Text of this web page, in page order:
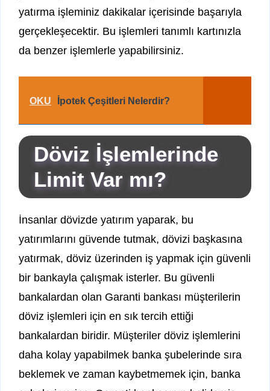
yatırma işleminiz dakikalar içerisinde başarıyla
gerçekleşecektir. Bu işlemleri tanımlı kartınızla
da benzer işlemlerle yapabilirsiniz.
OKU İpotek Çeşitleri Nelerdir?
Döviz İşlemlerinde
Limit Var mı?
İnsanlar dövizde yatırım yaparak, bu
yatırımlarını güvende tutmak, dövizi başkasına
yatırmak, döviz üzerinden iş yapmak için güvenli
bir bankayla çalışmak isterler. Bu güvenli
bankalardan olan Garanti bankası müşterilerin
döviz işlemleri için en sık tercih ettiği
bankalardan biridir. Müşteriler döviz işlemlerini
daha kolay yapabilmek banka şubelerinde sıra
beklemek ve zaman kaybetmemek için, banka